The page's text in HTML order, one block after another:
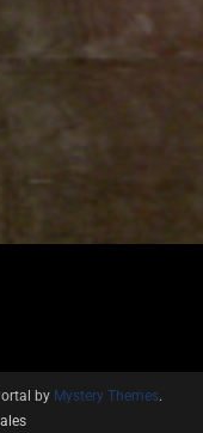
by Mystery Themes.